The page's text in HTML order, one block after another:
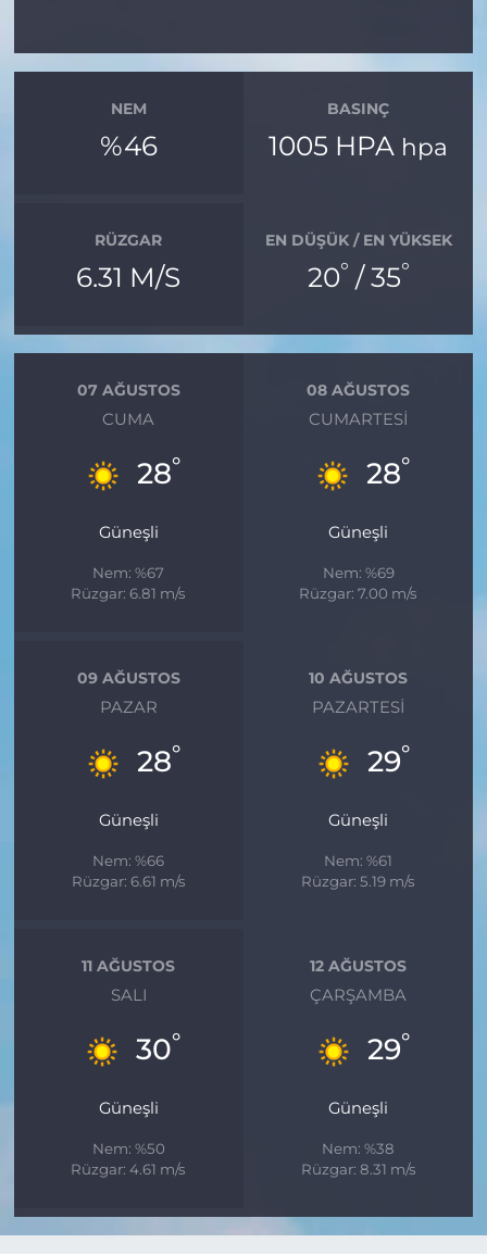
NEM
%46
BASINÇ
1005 HPA hpa
RÜZGAR
6.31 M/S
EN DÜŞÜK / EN YÜKSEK
20° / 35°
07 AĞUSTOS
CUMA
28°
Güneşli
Nem: %67
Rüzgar: 6.81 m/s
08 AĞUSTOS
CUMARTESI
28°
Güneşli
Nem: %69
Rüzgar: 7.00 m/s
09 AĞUSTOS
PAZAR
28°
Güneşli
Nem: %66
Rüzgar: 6.61 m/s
10 AĞUSTOS
PAZARTESI
29°
Güneşli
Nem: %61
Rüzgar: 5.19 m/s
11 AĞUSTOS
SALI
30°
Güneşli
Nem: %50
Rüzgar: 4.61 m/s
12 AĞUSTOS
ÇARŞAMBA
29°
Güneşli
Nem: %38
Rüzgar: 8.31 m/s